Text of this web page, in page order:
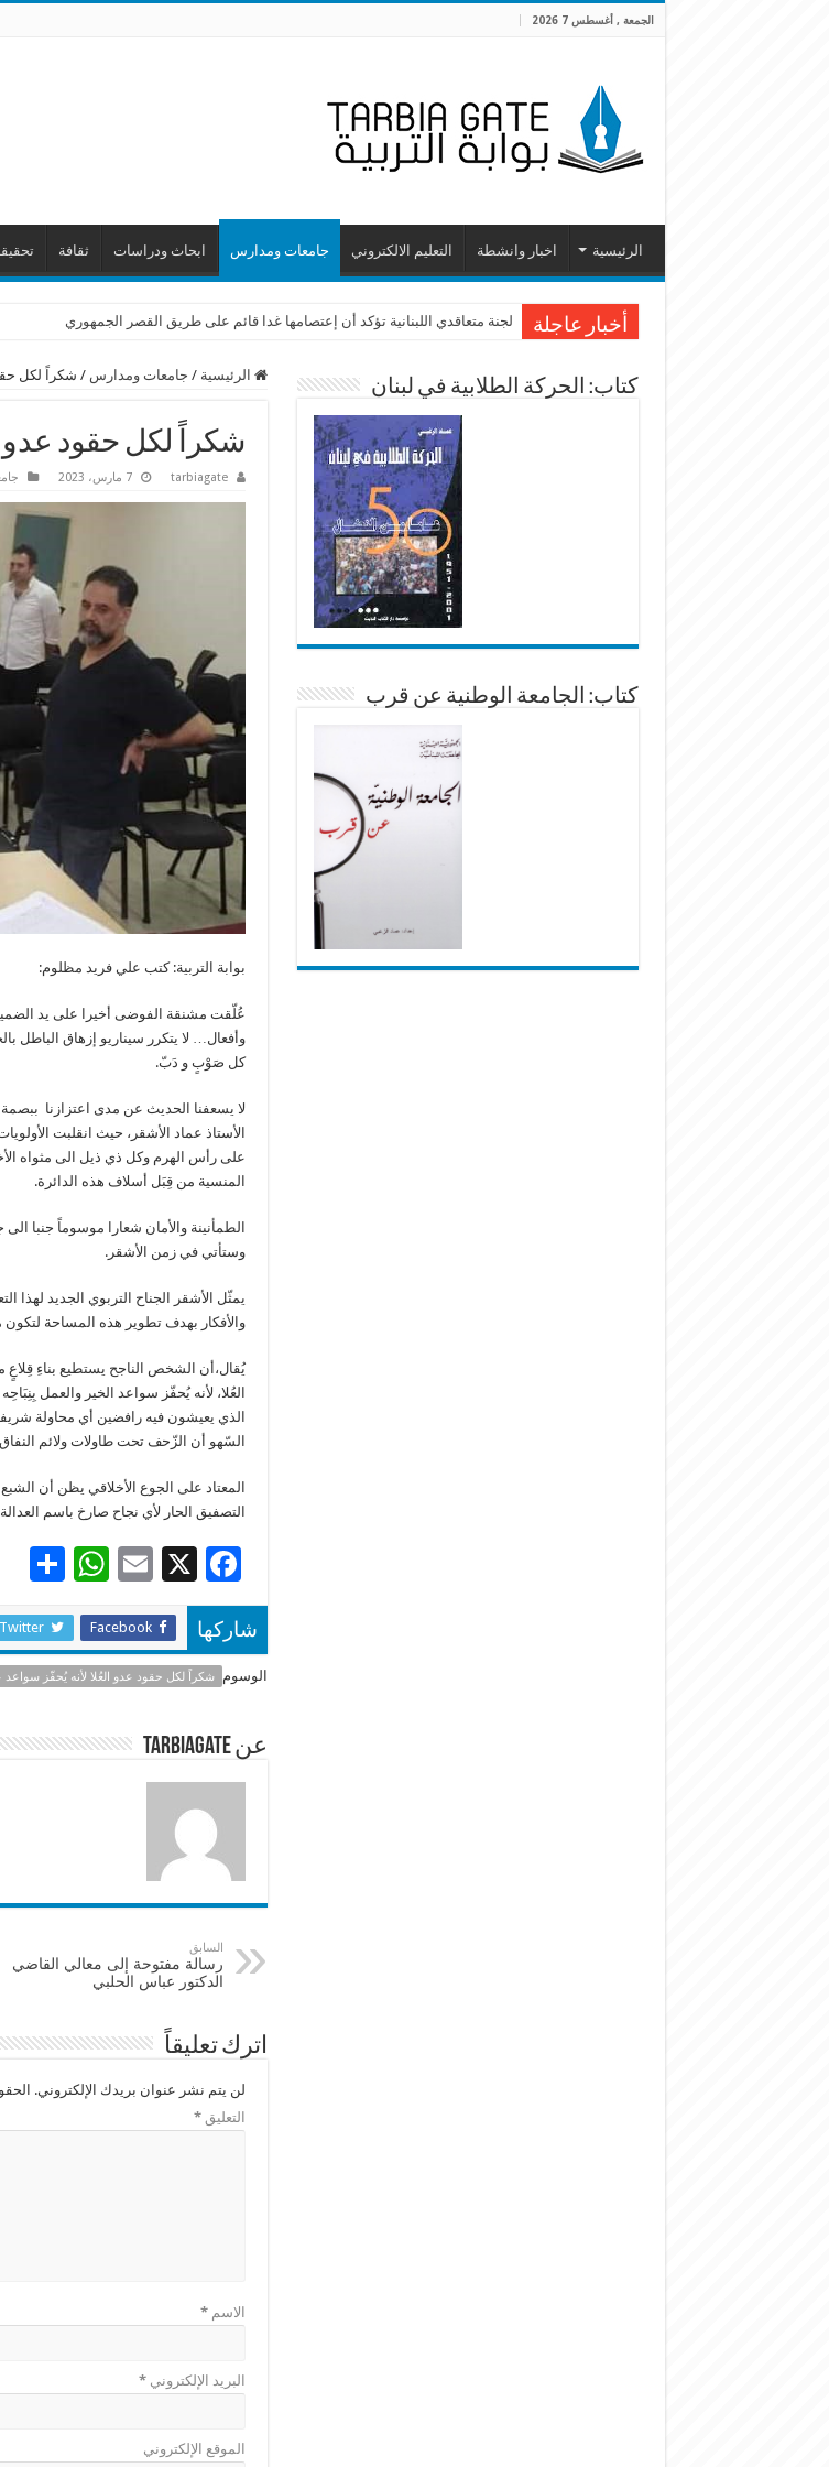
الجمعة , أغسطس 7 2026
الرئيسية اخبار وانشطة التعليم الالكتروني جامعات ومدارس ابحاث ودراسات ثقافة
أخبار عاجلة لجنة متعاقدي اللبنانية تؤكد أن إعتصامها غدا قائم على طريق القصر الجمهوري
الرئيسية / جامعات ومدارس / شكراً لكل
شكراً لكل حقود عدو
tarbiagate 7 مارس، 2023
بوابة التربية: كتب علي فريد مظلوم:
عُلّقت مشنقة الفوضى أخيرا على يد
وأفعال… لا يتكرر سيناريو إزهاق الباطل
كل صَوْبٍ و دَبّ.
لا يسعفنا الحديث عن مدى اعتزازنا ببصمة
الأستاذ عماد الأشقر، حيث انقلبت
على رأس الهرم وكل ذي ذيل الى مثواه
المنسية من قِبَل أسلاف هذه الدائرة.
الطمأنينة والأمان شعارا موسوماً جنبا
وستأتي في زمن الأشقر.
يمثّل الأشقر الجناح التربوي الجديد لهذا
والأفكار بهدف تطوير هذه المساحة لتكون
يُقال،أن الشخص الناجح يستطيع بناءِ قِلاعٍ
العُلا، لأنه يُحفّز سواعد الخير والعمل
الذي يعيشون فيه رافضين أي محاولة
السّهو أن الزّحف تحت طاولات ولائم
المعتاد على الجوع الأخلاقي يظن أن
التصفيق الحار لأي نجاح صارخ باسم
F
ac
e
b
o
k
X
E
ai
l
W
at
sA
p
e
شاركها Facebook
Twitter
الوسوم شكراً لكل حقود عدو العُلا لأنه يُحفّز سواعد
عن tarbiagate
السابق
رسالة مفتوحة إلى معالي القاضي
الدكتور عباس الحلبي
اترك تعليقاً
لن يتم نشر عنوان بريدك الإلكتروني.
التعليق*
الاسم*
البريد الإلكتروني*
الموقع الإلكتروني
كتاب: الحركة الطلابية في لبنان
كتاب: الجامعة الوطنية عن قرب